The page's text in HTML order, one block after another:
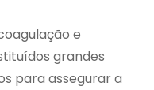
e
grandes
para assegurar a